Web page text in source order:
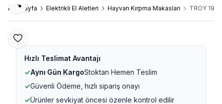
Ana Sayfa Elektrikli El Aletleri Hayvan Kırpma Makasları TROY
Favoriye Ekle
Paylaş
Hızlı Teslimat Avantajı
✓Aynı Gün KargoStoktan Hemen Teslim
✓Güvenli Ödeme, hızlı sipariş onayı
✓Ürünler sevkiyat öncesi özenle kontrol edilir